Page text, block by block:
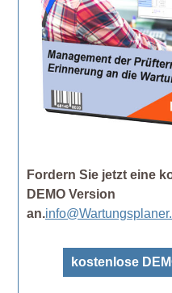
Fordern Sie jetzt eine
DEMO Version
an.
kostenlose